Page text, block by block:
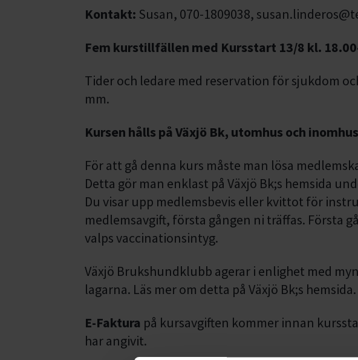
Kontakt: Susan, 070-1809038,
Fem kurstillfällen med Kursstart 13/8 kl.
Tider och ledare med reservation för sjukdom
mm.
Kursen hålls på Växjö Bk, utomhus och
För att gå denna kurs måste man lösa
Detta gör man enklast på Växjö Bk;s hemsida
Du visar upp medlemsbevis eller kvittot för
medlemsavgift, första gången ni träffas. Första
valps vaccinationsintyg.
Växjö Brukshundklubb agerar i enlighet med
lagarna. Läs mer om detta på Växjö Bk;s hemsida.
E-Faktura på kursavgiften kommer innan
har angivit.